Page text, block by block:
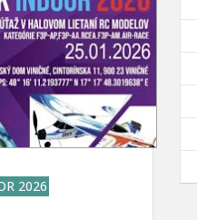
2026